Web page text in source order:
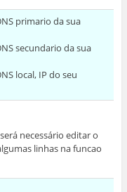
primario da sua
secundario da sua
local, IP do seu
necessário editar o
linhas na funcao